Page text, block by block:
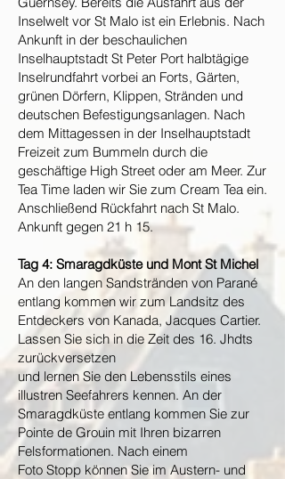
Inselwelt vor St Malo ist ein Erlebnis. Nach
Ankunft in der beschaulichen
Inselhauptstadt St Peter Port halbtägige
Inselrundfahrt vorbei an Forts, Gärten,
grünen Dörfern, Klippen, Stränden und
deutschen Befestigungsanlagen. Nach
dem Mittagessen in der Inselhauptstadt
Freizeit zum Bummeln durch die
geschäftige High Street oder am Meer. Zur
Tea Time laden wir Sie zum Cream Tea ein.
Anschließend Rückfahrt nach St Malo.
Ankunft gegen 21 h 15.
Tag 4: Smaragdküste und Mont St Michel
An den langen Sandstränden von Parané
entlang kommen wir zum Landsitz des
Entdeckers von Kanada, Jacques Cartier.
Lassen Sie sich in die Zeit des 16. Jhdts
zurückversetzen
und lernen Sie den Lebensstils eines
illustren Seefahrers kennen. An der
Smaragdküste entlang kommen Sie zur
Pointe de Grouin mit Ihren bizarren
Felsformationen. Nach einem
Foto Stopp können Sie im Austern- und